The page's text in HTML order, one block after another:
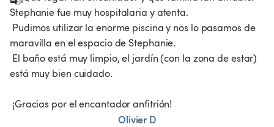
Stephanie fue muy hospitalaria y atenta.
maravilla en el espacio de Stephanie.
está muy bien cuidado.
¡Gracias por el encantador anfitrión!
Olivier D